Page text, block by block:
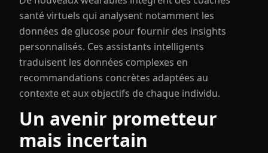
santé virtuels qui analysent notamment les
données de glucose pour fournir des insights
personnalisés. Ces assistants intelligents
traduisent les données complexes en
recommandations concrètes adaptées au
contexte et aux objectifs de chaque individu.
Un avenir prometteur
mais incertain